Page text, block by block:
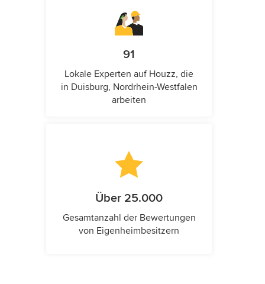
91
Lokale Experten auf Houzz, die
in Duisburg, Nordrhein-Westfalen
arbeiten
Über 25.000
Gesamtanzahl der Bewertungen
von Eigenheimbesitzern